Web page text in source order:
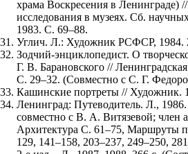
храма Воскресения в Ленинграде)
исследования в музеях. Сб.
1983. С. 69–88.
Углич. Л.: Художник РСФСР, 1984.
Зодчий-энциклопедист. О
Г. В. Барановского //
С. 29–32. (Совместно с С. Г.
Кашинские портреты // Художник.
Ленинград: Путеводитель. Л.,
совместно с В. А. Витязевой; член
Архитектура С. 61–75, Маршруты
129, 141–158, 203–237, 249–250,